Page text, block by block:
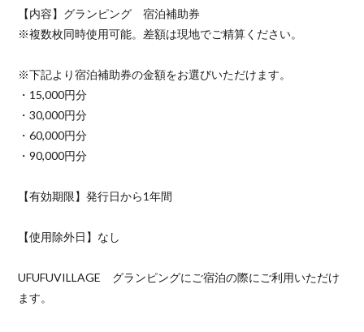
【内容】グランピング 宿泊補助券
※複数枚同時使用可能。差額は現地でご精算ください。
※下記より宿泊補助券の金額をお選びいただけます。
・15,000円分
・30,000円分
・60,000円分
・90,000円分
【有効期限】発行日から1年間
【使用除外日】なし
UFUFUVILLAGE グランピングにご宿泊の際にご利用いただけ
ます。